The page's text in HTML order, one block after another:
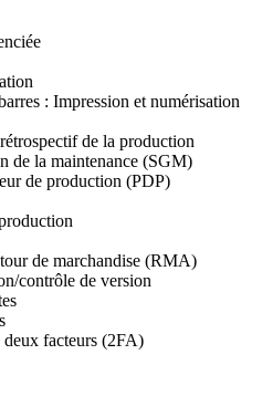
: Impression et numérisation
de la production
de la maintenance (SGM)
de production (PDP)
de marchandise (RMA)
contrôle de version
facteurs (2FA)